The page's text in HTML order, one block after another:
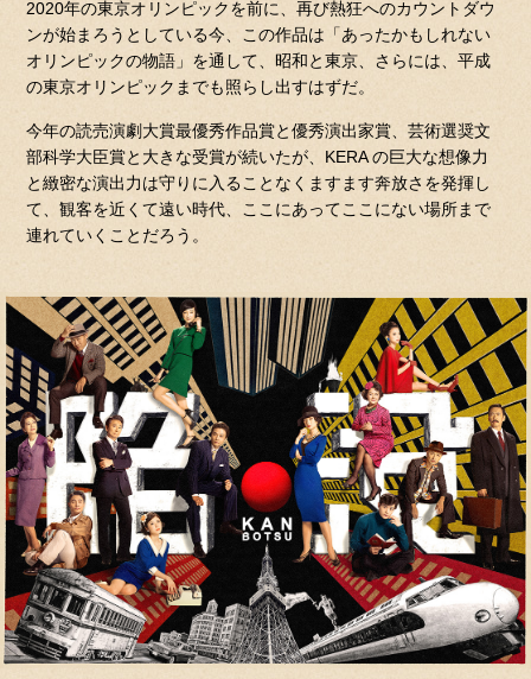
2020年の東京オリンピックを前に、再び熱狂へのカウントダウ
ンが始まろうとしている今、この作品は「あったかもしれない
オリンピックの物語」を通して、昭和と東京、さらには、平成
の東京オリンピックまでも照らし出すはずだ。
今年の読売演劇大賞最優秀作品賞と優秀演出家賞、芸術選奨文
部科学大臣賞と大きな受賞が続いたが、KERA の巨大な想像力
と緻密な演出力は守りに入ることなくますます奔放さを発揮し
て、観客を近くて遠い時代、ここにあってここにない場所まで
連れていくことだろう。